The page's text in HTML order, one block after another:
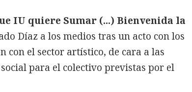
IU quiere Sumar (...) Bienvenida la
Díaz a los medios tras un acto con los
con el sector artístico, de cara a las
para el colectivo previstas por el